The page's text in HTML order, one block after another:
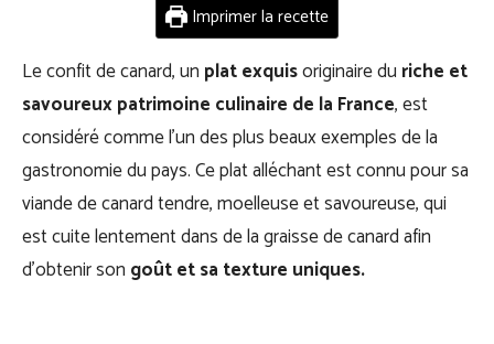
Imprimer la recette
Le confit de canard, un plat exquisoriginaire du riche et
savoureux patrimoine culinaire de la France, est
considéré comme l’un des plus beaux exemples de la
gastronomie du pays. Ce plat alléchant est connu pour sa
viande de canard tendre, moelleuse et savoureuse, qui
est cuite lentement dans de la graisse de canard afin
d’obtenir son goût et sa texture uniques.